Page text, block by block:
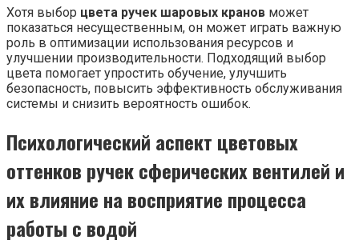
Хотя выбор цвета ручек шаровых кранов может
показаться несущественным, он может играть важную
роль в оптимизации использования ресурсов и
улучшении производительности. Подходящий выбор
цвета помогает упростить обучение, улучшить
безопасность, повысить эффективность обслуживания
системы и снизить вероятность ошибок.
Психологический аспект цветовых
оттенков ручек сферических вентилей и
их влияние на восприятие процесса
работы с водой